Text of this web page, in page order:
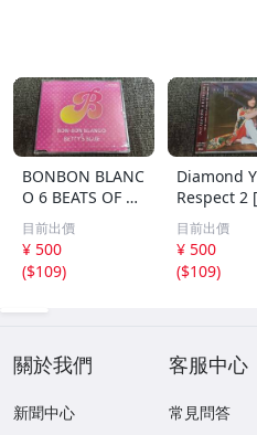
BONBON BLANC
O 6 BEATS OF B
ONBON BLANC
O 非売品 /CD/1A
206
目前出價
¥ 500
($109)
Diamond
Respect 2
n CD]
/1A205
目前出價
¥ 500
($109)
關於我們
新聞中心
客服中心
常見問答